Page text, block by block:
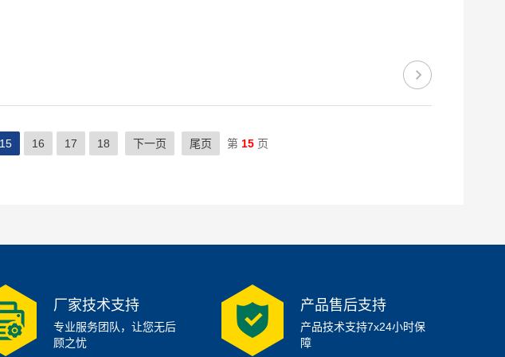
15 16 17 18 下一页 尾页 第 15页
厂家技术支持
专业服务团队，让您无后
顾之忧
产品售后支持
产品技术支持7x24小时保
障